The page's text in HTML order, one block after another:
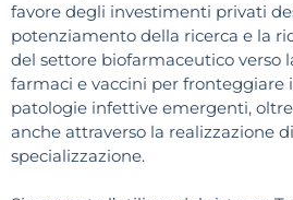
favore degli investimenti privati
potenziamento della ricerca e la
del settore biofarmaceutico verso
farmaci e vaccini per fronteggiare
patologie infettive emergenti,
anche attraverso la realizzazione
specializzazione.